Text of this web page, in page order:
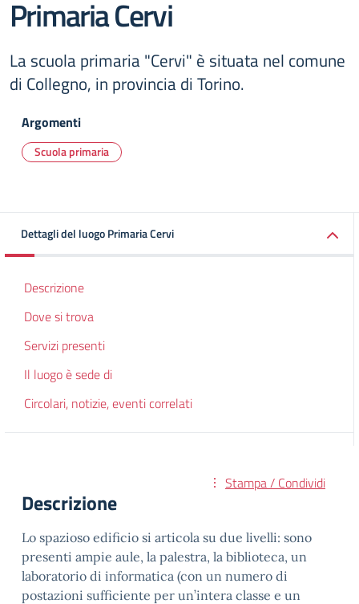
Primaria Cervi
La scuola primaria "Cervi" è situata nel comune
di Collegno, in provincia di Torino.
Argomenti
Scuola primaria
Dettagli del luogo Primaria Cervi
Descrizione
Dove si trova
Servizi presenti
Il luogo è sede di
Circolari, notizie, eventi correlati
Stampa / Condividi
Descrizione
Lo spazioso edificio si articola su due livelli: sono
presenti ampie aule, la palestra, la biblioteca, un
laboratorio di informatica (con un numero di
postazioni sufficiente per un’intera classe e un